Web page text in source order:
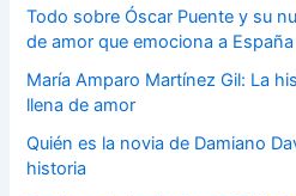
Todo sobre Óscar Puente y su
de amor que emociona a España
María Amparo Martínez Gil: La
llena de amor
Quién es la novia de Damiano
historia